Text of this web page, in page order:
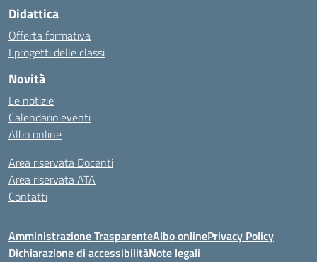
Didattica
Offerta formativa
I progetti delle classi
Novità
Le notizie
Calendario eventi
Albo online
Area riservata Docenti
Area riservata ATA
Contatti
Amministrazione TrasparenteAlbo onlinePrivacy Policy
Dichiarazione di accessibilitàNote legali